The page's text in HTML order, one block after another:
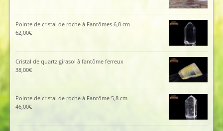
Pointe de cristal de roche à Fantômes 6,8 cm
62,00€
Cristal de quartz girasol à fantôme ferreux
38,00€
Pointe de cristal de roche à Fantôme 5,8 cm
46,00€